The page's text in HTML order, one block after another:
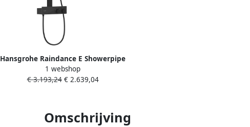
Hansgrohe Raindance E Showerpipe
300 1jet EcoSmart met ShowerTablet
350 mat zwart
1 webshop
€ 3.193,24€ 2.639,04
Omschrijving